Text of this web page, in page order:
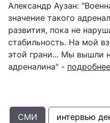
Александр Аузан: "
значение такого
развития, пока не
стабильность. На мой
этой грани... Мы вышли
адреналина" - подробнее
СМИ интервью